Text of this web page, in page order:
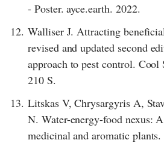
- Poster. ayce.earth. 2022.
12. Walliser J. Attracting
revised and updated second
approach to pest control. Cool
210 S.
13. Litskas V, Chrysargyris A,
N. Water-energy-food nexus:
medicinal and aromatic